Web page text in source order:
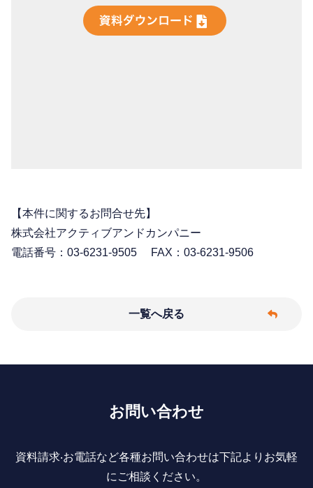
【本件に関するお問合せ先】
株式会社アクティブアンドカンパニー
電話番号：03-6231-9505 FAX：03-6231-9506
一覧へ戻る
お問い合わせ
資料請求‧お電話など各種お問い合わせは下記よりお気軽
にご相談ください。